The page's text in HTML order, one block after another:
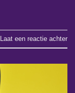
Laat een reactie achter